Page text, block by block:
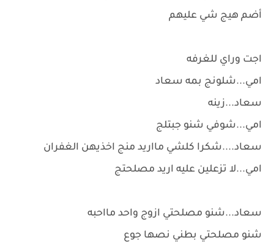
أضم هيج شي عليهم
اجت وراي للغرفه
امي...شلونج بمه سعاد
سعاد...زينه
امي...شوفي شنو جبتلج
سعاد....شكرا كلشي مااريد منج اخذيهن الغفران
امي...لا تزعلين عليه اريد مصلحتج
سعاد...شنو مصلحتي ازوج واحد مااحبه
شنو مصلحتي بطني نصها جوع